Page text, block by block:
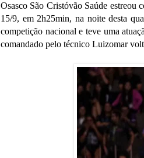
Osasco São Cristóvão Saúde
15/9, em 2h25min, na noite desta
competição nacional e teve uma
comandado pelo técnico Luizomar